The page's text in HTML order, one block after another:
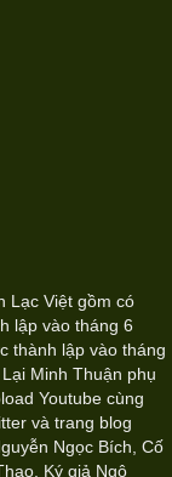
Lạc Việt gồm có
lập vào tháng 6
thành lập vào tháng
Minh Thuận phụ
Youtube cùng
và trang blog
Ngọc Bích, Cố
Ký giả Ngô